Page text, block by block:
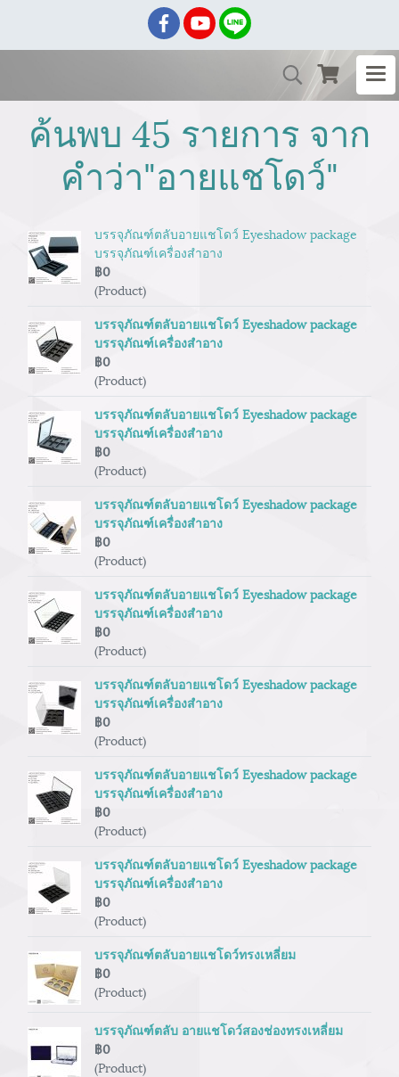
ค้นพบ 45 รายการ จาก
คำว่า"อายแชโดว์"
บรรจุภัณฑ์ตลับอายแชโดว์ Eyeshadow package
บรรจุภัณฑ์เครื่องสำอาง
฿0
(Product)
บรรจุภัณฑ์ตลับอายแชโดว์ Eyeshadow package
บรรจุภัณฑ์เครื่องสำอาง
฿0
(Product)
บรรจุภัณฑ์ตลับอายแชโดว์ Eyeshadow package
บรรจุภัณฑ์เครื่องสำอาง
฿0
(Product)
บรรจุภัณฑ์ตลับอายแชโดว์ Eyeshadow package
บรรจุภัณฑ์เครื่องสำอาง
฿0
(Product)
บรรจุภัณฑ์ตลับอายแชโดว์ Eyeshadow package
บรรจุภัณฑ์เครื่องสำอาง
฿0
(Product)
บรรจุภัณฑ์ตลับอายแชโดว์ Eyeshadow package
บรรจุภัณฑ์เครื่องสำอาง
฿0
(Product)
บรรจุภัณฑ์ตลับอายแชโดว์ Eyeshadow package
บรรจุภัณฑ์เครื่องสำอาง
฿0
(Product)
บรรจุภัณฑ์ตลับอายแชโดว์ Eyeshadow package
บรรจุภัณฑ์เครื่องสำอาง
฿0
(Product)
บรรจุภัณฑ์ตลับอายแชโดว์ทรงเหลี่ยม
฿0
(Product)
บรรจุภัณฑ์ตลับ อายแชโดว์สองช่องทรงเหลี่ยม
฿0
(Product)